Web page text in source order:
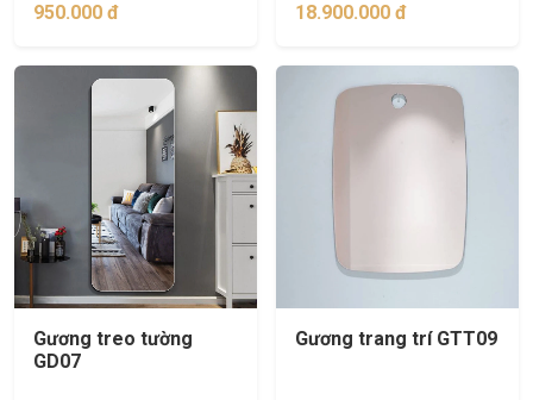
950.000 đ 18.900.000 đ
Gương treo tường
GD07
Gương trang trí GTT09